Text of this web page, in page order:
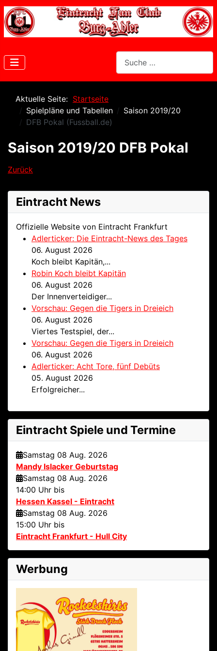
Aktuelle Seite: Startseite
Spielpläne und Tabellen
Saison 2019/20
DFB Pokal (Fussball.de)
Saison 2019/20 DFB Pokal
Zurück
Eintracht News
Offizielle Website von Eintracht Frankfurt
Adlerticker: Die Eintracht-News des Tages
06. August 2026
Koch bleibt Kapitän,...
Robin Koch bleibt Kapitän
06. August 2026
Der Innenverteidiger...
Vorschau: Gegen die Tigers in Dreieich
06. August 2026
Viertes Testspiel, der...
Vorschau: Gegen die Tigers in Dreieich
06. August 2026
Adlerticker: Acht Tore, fünf Debüts
05. August 2026
Erfolgreicher...
Eintracht Spiele und Termine
Samstag 08 Aug. 2026
Mandy Islacker Geburtstag
Samstag 08 Aug. 2026
14:00 Uhr bis
Hessen Kassel - Eintracht
Samstag 08 Aug. 2026
15:00 Uhr bis
Eintracht Frankfurt - Hull City
Werbung